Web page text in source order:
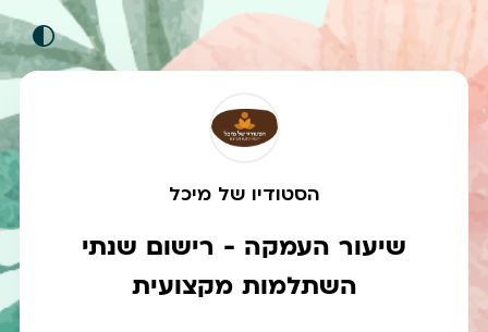
הסטודיו של מיכל
שיעור העמקה - רישום שנתי
השתלמות מקצועית